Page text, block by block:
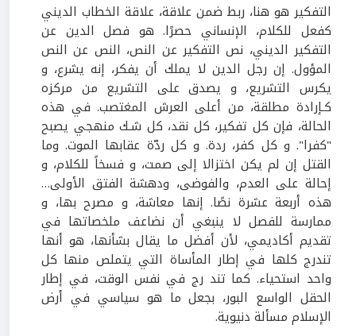
التفكير هو هنا، ربط ضمن علاقة، علاقة الخطاب الديني
كفعل للكلام، الإنساني حصرًا. هو فصل الدين عن
التفكير الديني، نص التفكير عن النص، النص عن النص
المؤول. إن رجل الدين لا يملك أن يفكر، إنه يشرع، و
يكرس التشريع، و يصدق على التشريع من مركزه
كـإرادة مطلقة، من أعلى العرش المغتصب. في هذه
الحالة، فإن كل تفكير، كل نقد، كل شـك منهجي يصبح
"كفرا". و كل كفر، ردة. و كل ردّة عقابها الموت. وما
القتل إن لم يكن اختزالا إلى صمت، و فسخاً للكلام، و
إحالة على العدم، والفوضى، ودهشة الفتق الأولى…
هذه أربعة عشرة نصًا. إنها معاشة، و مصرح بها، و
ممارسة للفصل لا ينبغي أن نضاعف ملخصاتها في
تقديم أكاديمي، لأن أفضل ما يقال بشأنها، هو أنها
تندرج كلها في إطار المأساة التي يتملص منها كل
واحد استحياء. كما تند رج في نفس الوقت، في إطار
الحقل الواسع البور، بجعل ما هو سياسي في أرض
الإسلام مسألة دنيوية.